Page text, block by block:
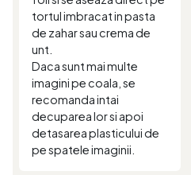
tortul imbracat in pasta
de zahar sau crema de
unt.
Daca sunt mai multe
imagini pe coala, se
recomanda intai
decuparea lor si apoi
detasarea plasticului de
pe spatele imaginii.